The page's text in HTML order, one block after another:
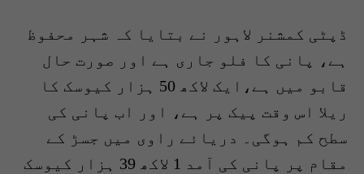
ڈپٹی کمشنر لاہور نے بتایا کہ شہر محفوظ
ہے، پانی کا فلو جاری ہے اور صورت حال
قابو میں ہے،ایک لاکھ 50 ہزار کیوسک کا
ریلا اس وقت پیک پر ہے، اور اب پانی کی
سطح کم ہوگی۔ دریائے راوی میں جسڑ کے
مقام پر پانی کی آمد 1 لاکھ 39 ہزار کیوسک